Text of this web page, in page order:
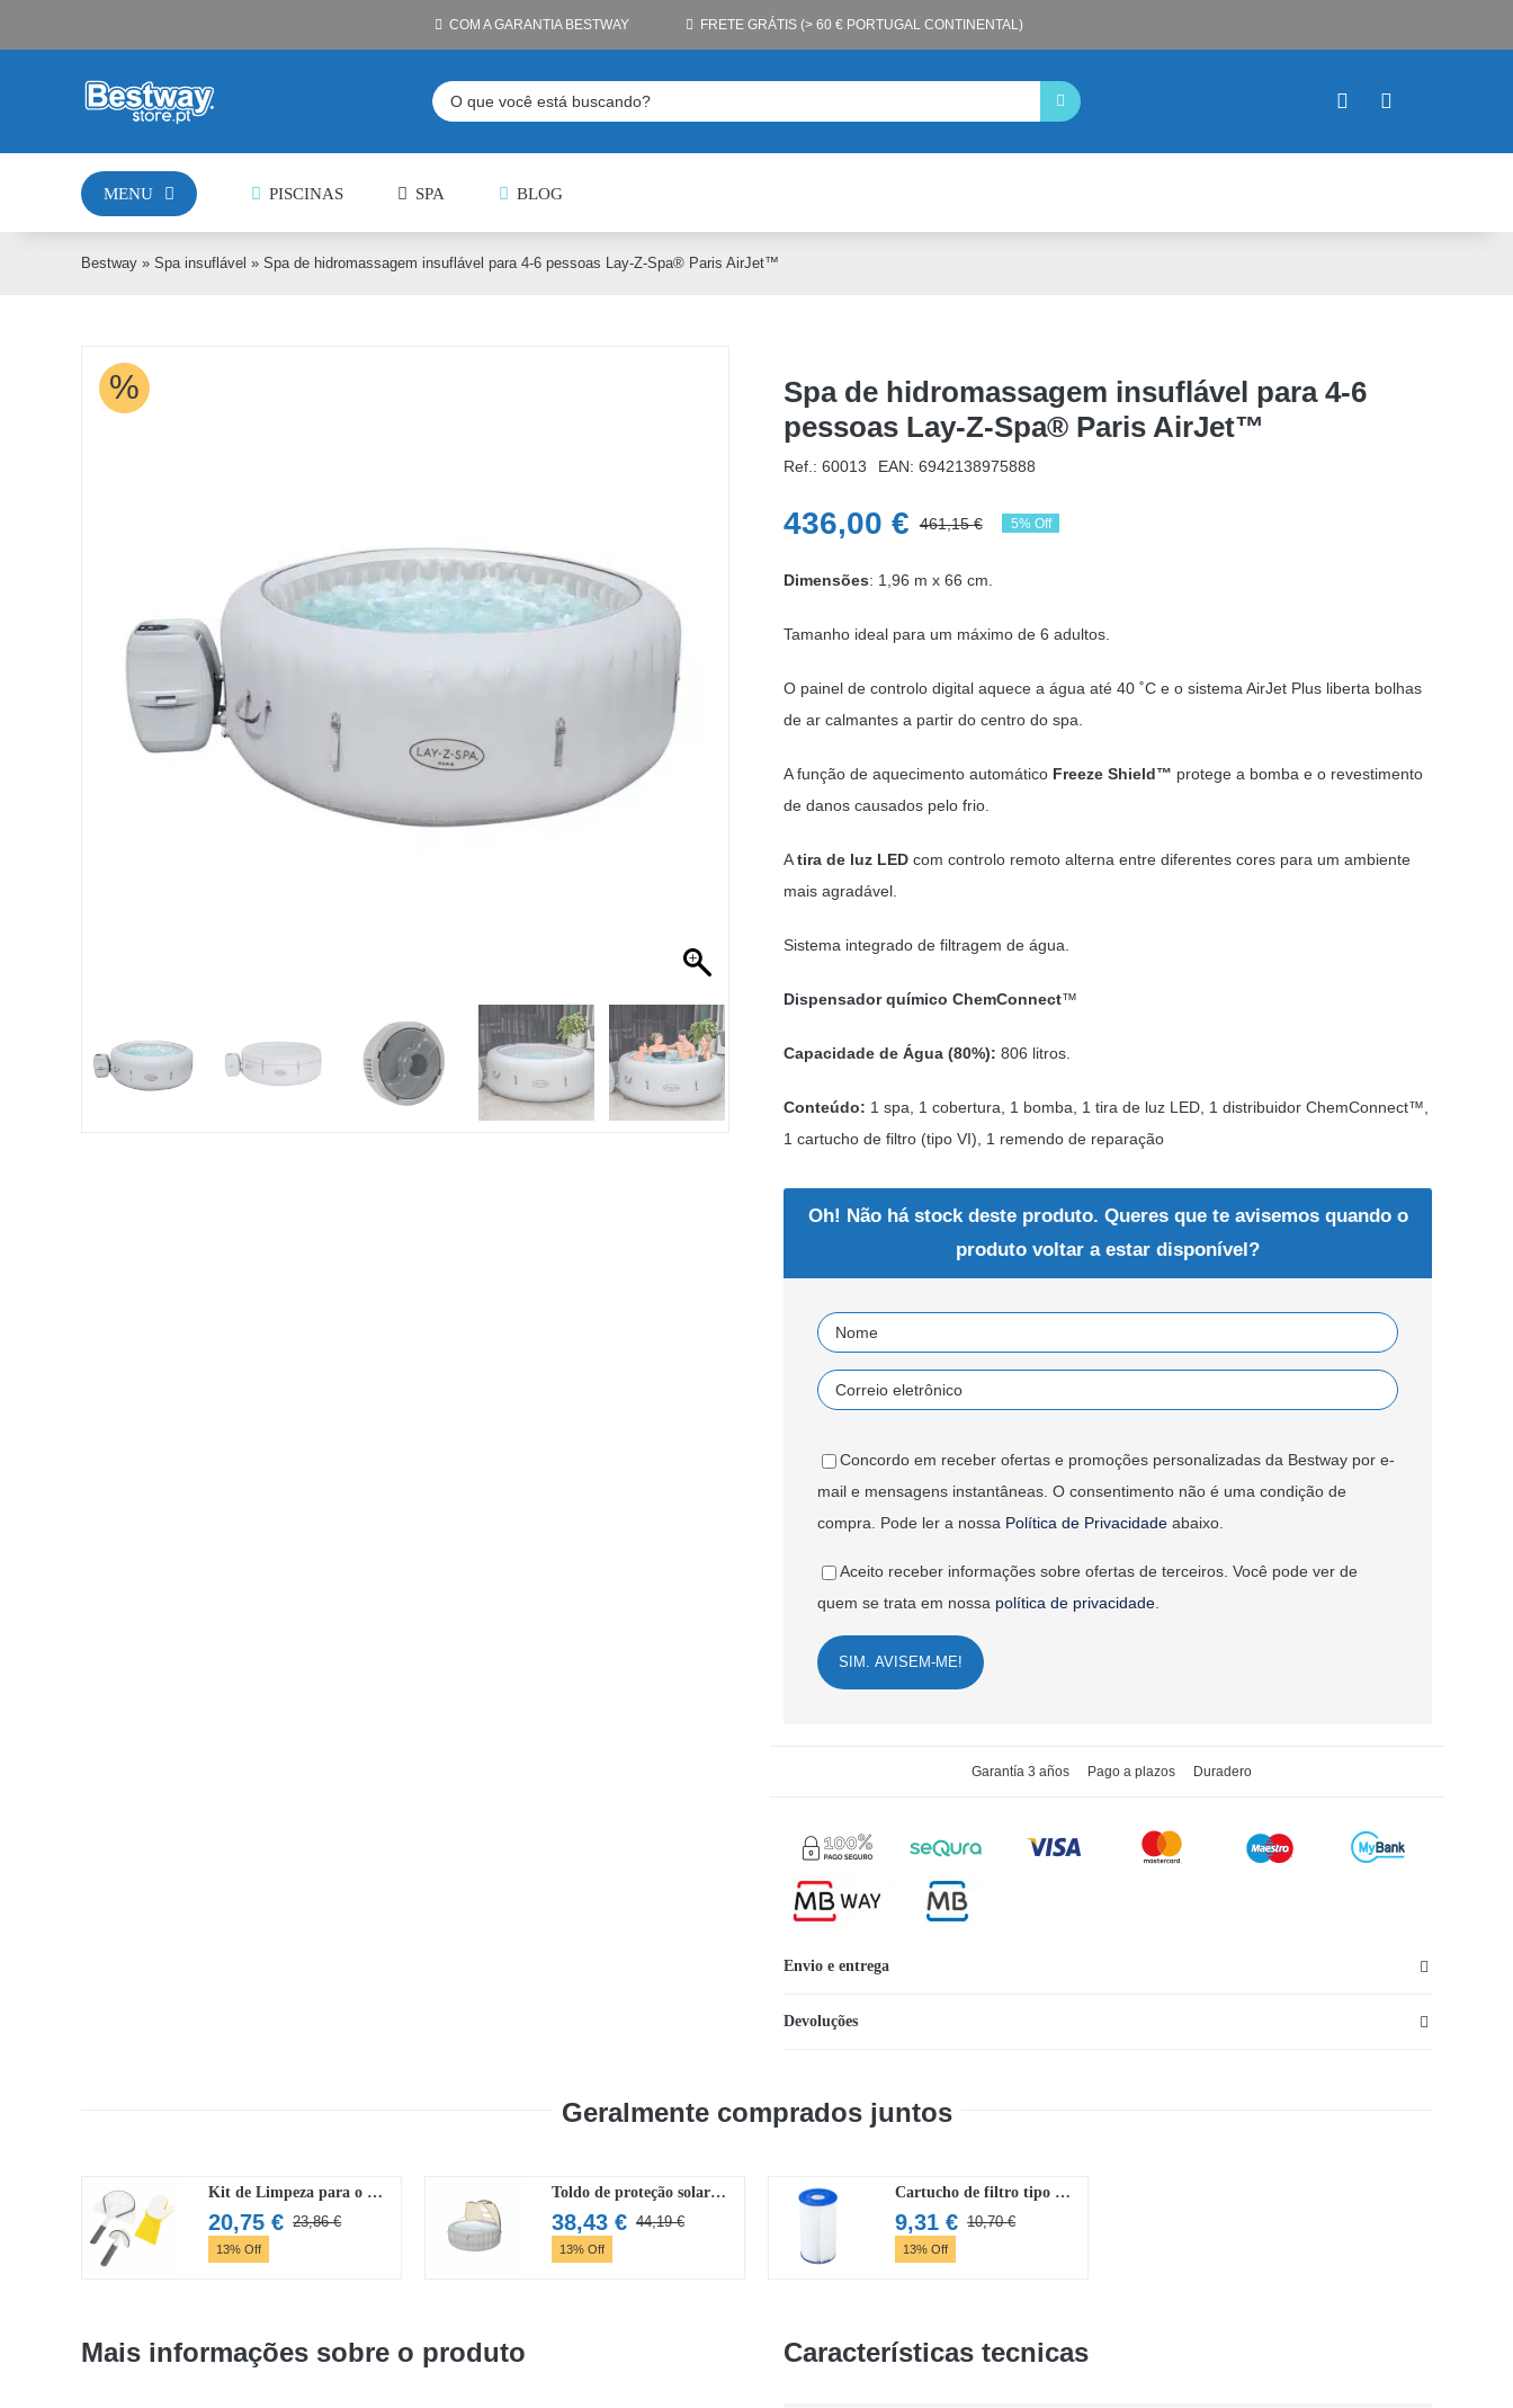
to
PISCINAS SPA BLOG
MENU
COM A GARANTIA BESTWAY FRETE GRÁTIS (> 60 € PORTUGAL CONTINENTAL)
Pesquisar
Bestway» Spa insuflável » Spa de hidromassagem insuflável para 4-6 pessoas Lay-Z-Spa® Paris AirJet™
%
Spa de hidromassagem insuflável para 4-6
pessoas Lay-Z-Spa® Paris AirJet™
Ref.: 60013 EAN: 6942138975888
461,15€O
preço
era:
461,15 €.
436,00 €
O
preço
é:
436,00 €.
5% Off
Dimensões: 1,96 m x 66 cm.
Tamanho ideal para um máximo de 6 adultos.
O painel de controlo digital aquece a água até 40 ˚C e o sistema AirJet Plus liberta bolhas
de ar calmantes a partir do centro do spa.
A função de aquecimento automático Freeze Shield™ protege a bomba e o revestimento
de danos causados pelo frio.
Atira de luz LEDcom controlo remoto alterna entre diferentes cores para um ambiente
mais agradável.
Sistema integrado de filtragem de água.
Dispensador químico ChemConnect™
Capacidade de Água (80%): 806 litros.
Conteúdo: 1 spa, 1 cobertura, 1 bomba, 1 tira de luz LED, 1 distribuidor ChemConnect™,
1 cartucho de filtro (tipo VI), 1 remendo de reparação
Oh! Não há stock deste produto. Queres que te avisemos quando o
produto voltar a estar disponível?
Concordo em receber ofertas e promoções personalizadas da Bestway por e-
mail e mensagens instantâneas. O consentimento não é uma condição de
compra. Pode ler a nossa Política de Privacidadeabaixo.
Aceito receber informações sobre ofertas de terceiros. Você pode ver de
quem se trata em nossa política de privacidade.
SIM. AVISEM-ME!
Garantía 3 años Pago a plazos Duradero
Envio e entrega
Devoluções
Geralmente comprados juntos
Kit de Limpeza para o Lay-Z-Spa Bestway
23,86€O
23,86 €.
20,75€
O
20,75 €.
13% Off
Toldo de proteção solar para spas Lay-Z-Spa®
44,19€O
38,43€
O
13% Off
Cartucho de filtro tipo IV Flowclear
10,70€O
10,70 €.
9,31€
O
9,31 €.
13% Off
Mais informações sobre o produto Características tecnicas